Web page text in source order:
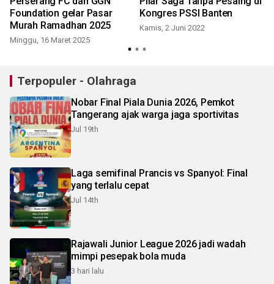
Foundation gelar Pasar
Murah Ramadhan 2025
Minggu, 16 Maret 2025
Kongres PSSI Banten
Kamis, 2 Juni 2022
Terpopuler - Olahraga
Nobar Final Piala Dunia 2026, Pemkot
Tangerang ajak warga jaga sportivitas
Jul 19th
Laga semifinal Prancis vs Spanyol: Final
yang terlalu cepat
Jul 14th
Rajawali Junior League 2026 jadi wadah
mimpi pesepak bola muda
3 hari lalu